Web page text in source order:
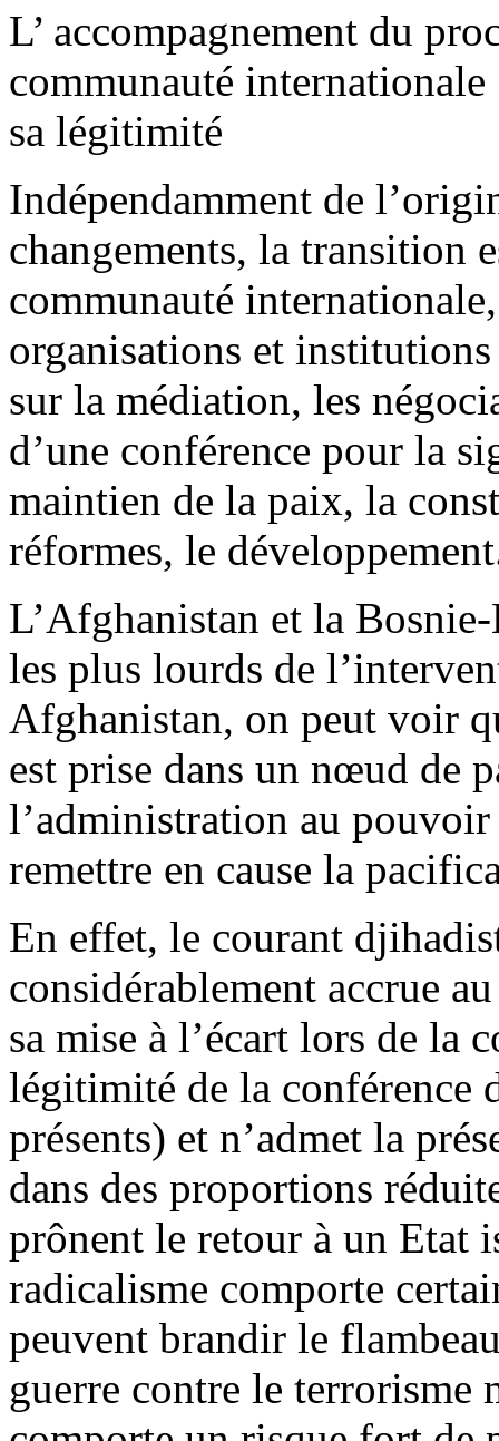
L’ accompagnement du
communauté
sa légitimité
Indépendamment de
changements, la transition
communauté
organisations et
sur la médiation, les
d’une conférence pour la
maintien de la paix, la
réformes, le
L’Afghanistan et la
les plus lourds de
Afghanistan, on peut voir
est prise dans un nœud de
l’administration au
remettre en cause la
En effet, le courant
considérablement accrue
sa mise à l’écart lors de la
légitimité de la conférence
présents) et n’admet la
dans des proportions
prônent le retour à un Etat
radicalisme comporte
peuvent brandir le
guerre contre le terrorisme